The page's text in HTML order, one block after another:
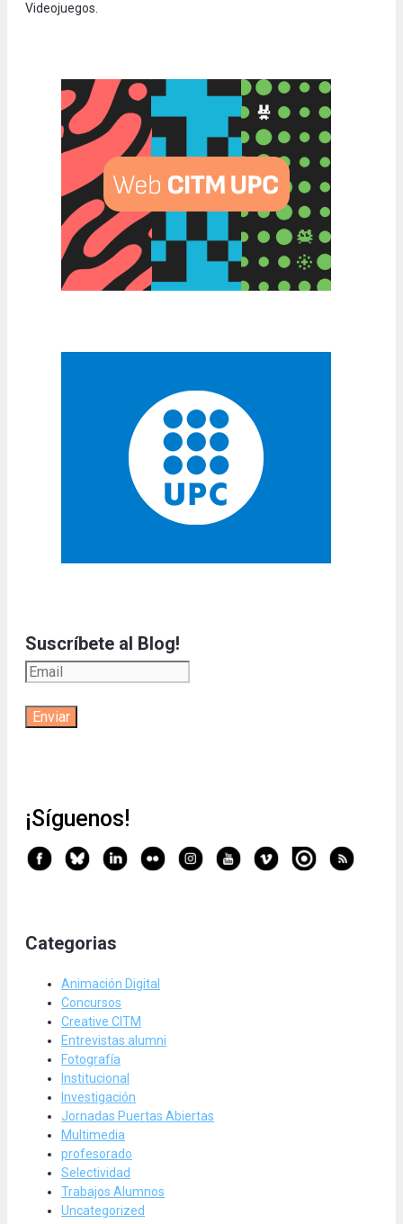
Videojuegos.
Suscríbete al Blog!
¡Síguenos!
Categorias
Animación Digital
Concursos
Creative CITM
Entrevistas alumni
Fotografía
Institucional
Investigación
Jornadas Puertas Abiertas
Multimedia
profesorado
Selectividad
Trabajos Alumnos
Uncategorized